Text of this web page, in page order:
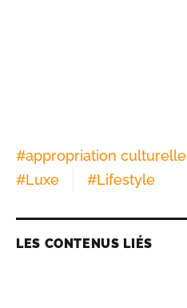
#appropriation culturelle
#Luxe #Lifestyle
LES CONTENUS LIÉS